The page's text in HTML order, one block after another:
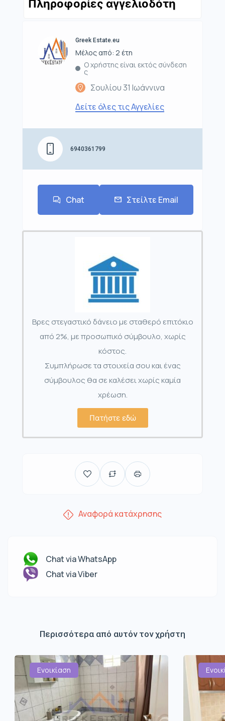
Πληροφορίες αγγελιοδότη
Greek Estate.eu
Μέλος από: 2 έτη
Ο χρήστης είναι εκτός σύνδεση
ς
Σουλίου 31 Ιωάννινα
Δείτε όλες τις Αγγελίες
6940361799
Chat Στείλτε Email
Βρες στεγαστικό δάνειο με σταθερό επιτόκιο
από 2%, με προσωπικό σύμβουλο, χωρίς
κόστος.
Συμπλήρωσε τα στοιχεία σου και ένας
σύμβουλος θα σε καλέσει χωρίς καμία
χρέωση.
Πατήστε εδώ
Αναφορά κατάχρησης
Chat via WhatsApp
Chat via Viber
Περισσότερα από αυτόν τον χρήστη
Ενοικίαση